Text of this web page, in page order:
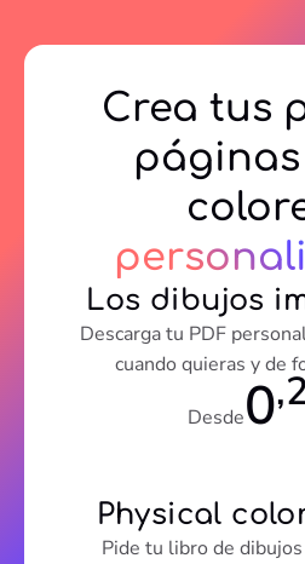
Crea tus
Los dibujos
Descarga tu PDF
cuando quieras y de
Desde0
Physical
Pide tu libro de